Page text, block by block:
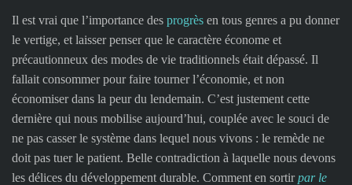
Il est vrai que l’importance des progrès en tous genres a pu donner
le vertige, et laisser penser que le caractère économe et
précautionneux des modes de vie traditionnels était dépassé. Il
fallait consommer pour faire tourner l’économie, et non
économiser dans la peur du lendemain. C’est justement cette
dernière qui nous mobilise aujourd’hui, couplée avec le souci de
ne pas casser le système dans lequel nous vivons : le remède ne
doit pas tuer le patient. Belle contradiction à laquelle nous devons
les délices du développement durable. Comment en sortirpar le